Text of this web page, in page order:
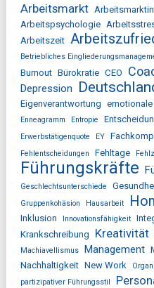
Arbeitsmarkt
Arbeitspsychologie
Arbeitszeit
Betriebliches
Burnout Bürokratie CEO
Depression
Eigenverantwortung emotionale
Enneagramm
Entropie
Erwerbstätigenquote
EY
Fehlentscheidungen Fehltage
Führungskräfte
Geschlechtsunterschiede
Gruppenkohäsion Hausarbeit
Inklusion Innovationsfähigkeit
Krankschreibung
Kreativität
Machiavellismus Management
Nachhaltigkeit New Work
partizipativer Führungsstil